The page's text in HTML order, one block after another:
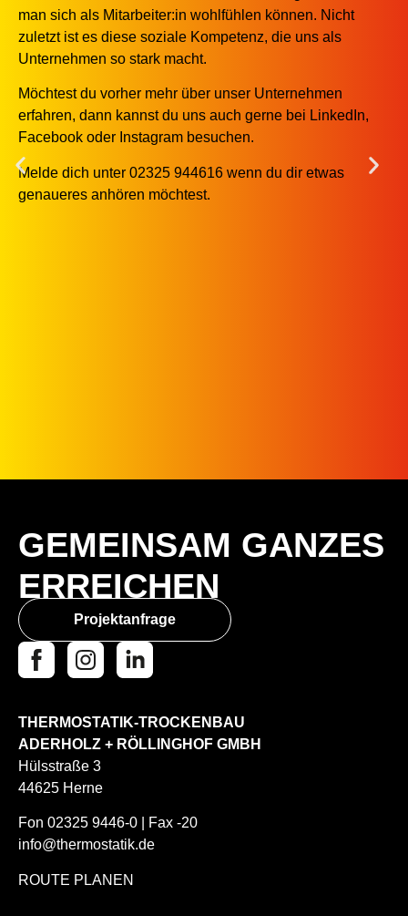
man sich als Mitarbeiter:in wohlfühlen können. Nicht
zuletzt ist es diese soziale Kompetenz, die uns als
Unternehmen so stark macht.
Möchtest du vorher mehr über unser Unternehmen
erfahren, dann kannst du uns auch gerne bei LinkedIn,
Facebook oder Instagram besuchen.
Melde dich unter 02325 944616 wenn du dir etwas
genaueres anhören möchtest.
GEMEINSAM GANZES
ERREICHEN
Projektanfrage
THERMOSTATIK-TROCKENBAU
ADERHOLZ + RÖLLINGHOF GMBH
Hülsstraße 3
44625 Herne
Fon 02325 9446-0 | Fax -20
info@thermostatik.de
ROUTE PLANEN